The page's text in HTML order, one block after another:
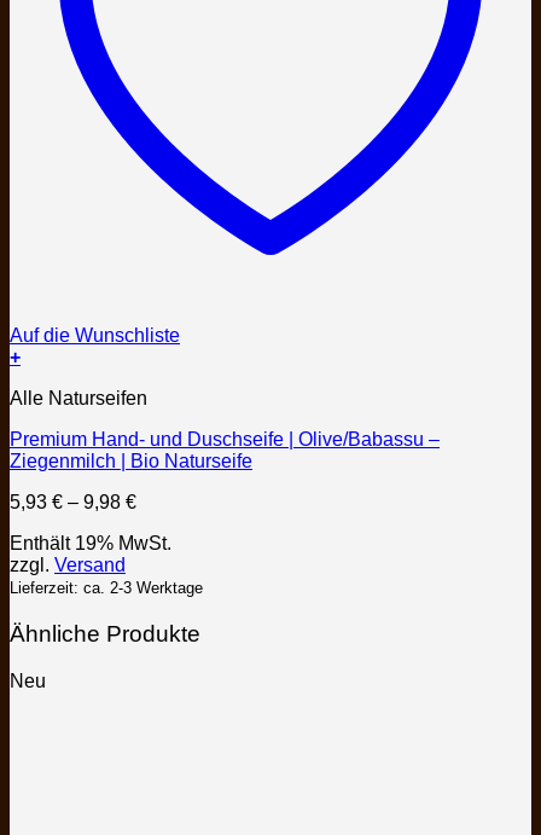
Auf die Wunschliste
+
Produkt
mehrere
Varianten
Die
können
auf
der
gewählt
Alle Naturseifen
Premium Hand- und Duschseife | Olive/Babassu –
Ziegenmilch | Bio Naturseife
5,93 € – 9,98 €Preisspanne:
bis
Enthält 19% MwSt.
zzgl. Versand
Lieferzeit: ca. 2-3 Werktage
Ähnliche Produkte
Neu